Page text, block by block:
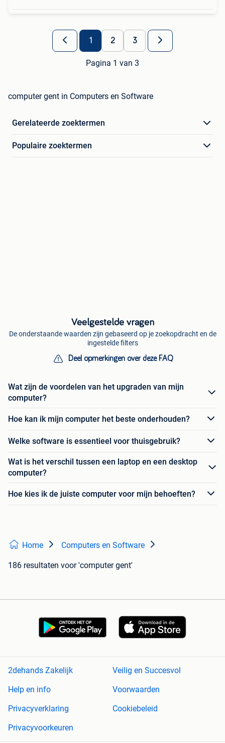
1 2 3
Pagina 1 van 3
computer gent in Computers en Software
Gerelateerde zoektermen
Populaire zoektermen
Veelgestelde vragen
De onderstaande waarden zijn gebaseerd op je zoekopdracht en de
ingestelde filters
Deel opmerkingen over deze FAQ
Wat zijn de voordelen van het upgraden van mijn
computer?
Hoe kan ik mijn computer het beste onderhouden?
Welke software is essentieel voor thuisgebruik?
Wat is het verschil tussen een laptop en een desktop
computer?
Hoe kies ik de juiste computer voor mijn behoeften?
Home Computers en Software
186 resultaten voor 'computer gent'
2dehands Zakelijk
Veilig en Succesvol
Help en info
Voorwaarden
Privacyverklaring
Cookiebeleid
Privacyvoorkeuren